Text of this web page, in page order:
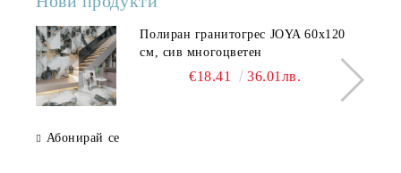
Полиран гранитогрес JOYA 60x120
см, сив многоцветен
€18.41 36.01лв.
Абонирай се